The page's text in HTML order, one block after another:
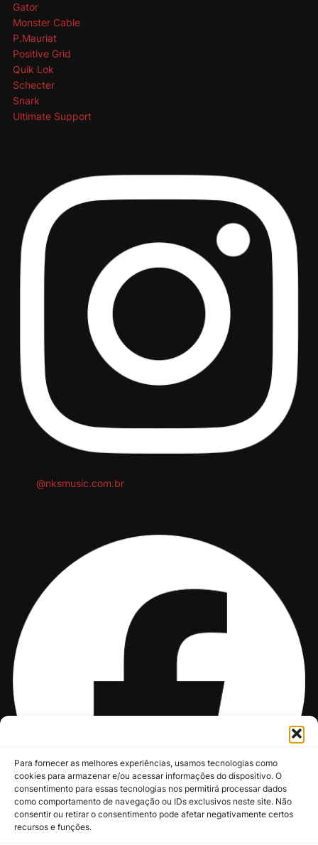
Para fornecer as melhores experiências, usamos tecnologias como
cookies para armazenar e/ou acessar informações do dispositivo. O
consentimento para essas tecnologias nos permitirá processar dados
como comportamento de navegação ou IDs exclusivos neste site. Não
consentir ou retirar o consentimento pode afetar negativamente certos
recursos e funções.
Gator
Monster Cable
P.Mauriat
Positive Grid
Quik Lok
Schecter
Snark
Ultimate Support
@nksmusic.com.br